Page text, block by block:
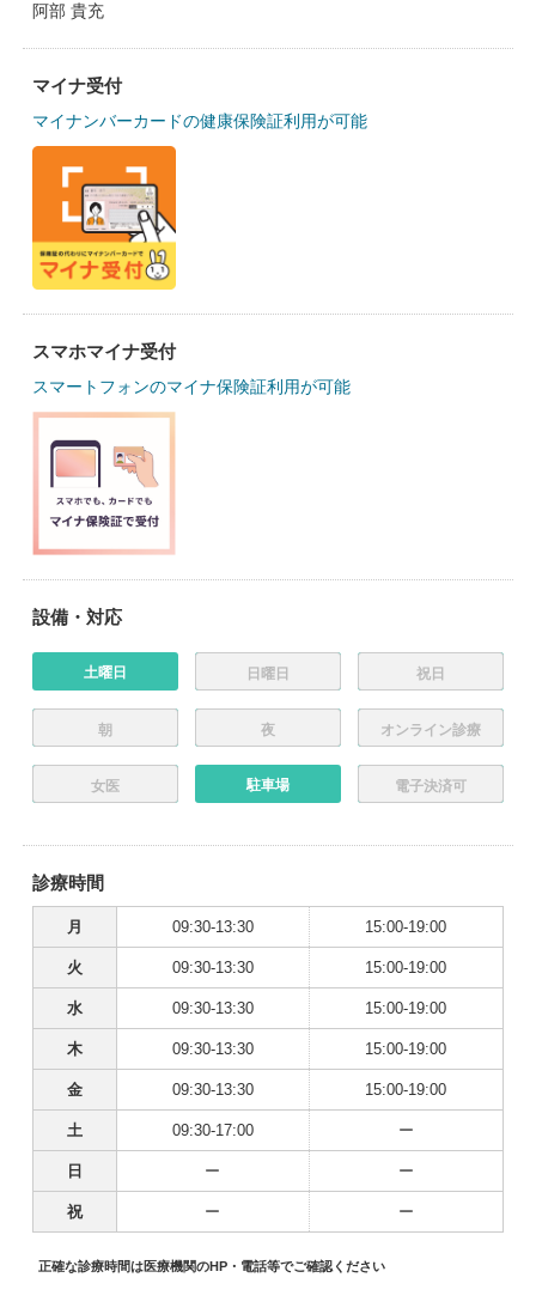
阿部 貴充
マイナ受付
マイナンバーカードの健康保険証利用が可能
スマホマイナ受付
スマートフォンのマイナ保険証利用が可能
設備・対応
土曜日 日曜日 祝日
朝 夜 オンライン診療
女医 駐車場 電子決済可
診療時間
月 09:30-13:30 15:00-19:00
火 09:30-13:30 15:00-19:00
水 09:30-13:30 15:00-19:00
木 09:30-13:30 15:00-19:00
金 09:30-13:30 15:00-19:00
土 09:30-17:00 ー
日 ー ー
祝 ー ー
正確な診療時間は医療機関のHP・電話等でご確認ください